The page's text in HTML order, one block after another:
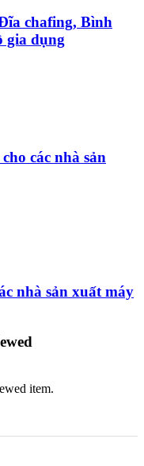
chafing, Bình
gia dụng
các nhà sản
nhà sản xuất máy
item.